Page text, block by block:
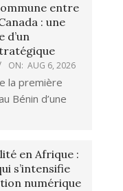
entre
: une
d’un
ON: AUG 6, 2026
la première
Bénin d’une
en Afrique :
s’intensifie
numérique